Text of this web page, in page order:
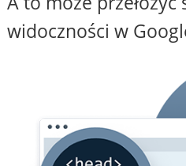
widoczności w